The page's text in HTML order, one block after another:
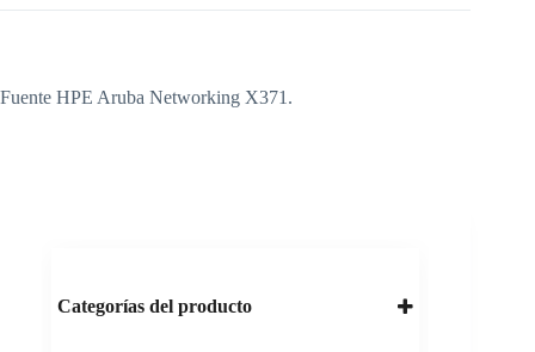
Fuente HPE Aruba Networking X371.
Categorías del producto